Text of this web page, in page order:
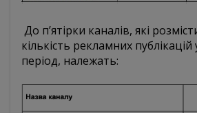
До п’ятірки каналів, які
кількість рекламних
період, належать: